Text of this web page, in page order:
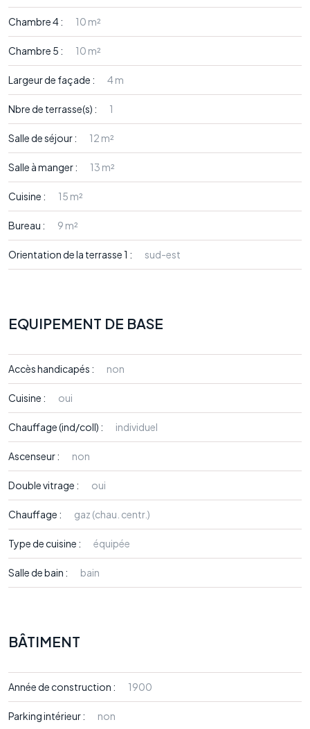
Chambre 4 : 10 m²
Chambre 5 : 10 m²
Largeur de façade : 4 m
Nbre de terrasse(s) : 1
Salle de séjour : 12 m²
Salle à manger : 13 m²
Cuisine : 15 m²
Bureau : 9 m²
Orientation de la terrasse 1 : sud-est
EQUIPEMENT DE BASE
Accès handicapés : non
Cuisine : oui
Chauffage (ind/coll) : individuel
Ascenseur : non
Double vitrage : oui
Chauffage : gaz (chau. centr.)
Type de cuisine : équipée
Salle de bain : bain
BÂTIMENT
Année de construction : 1900
Parking intérieur : non